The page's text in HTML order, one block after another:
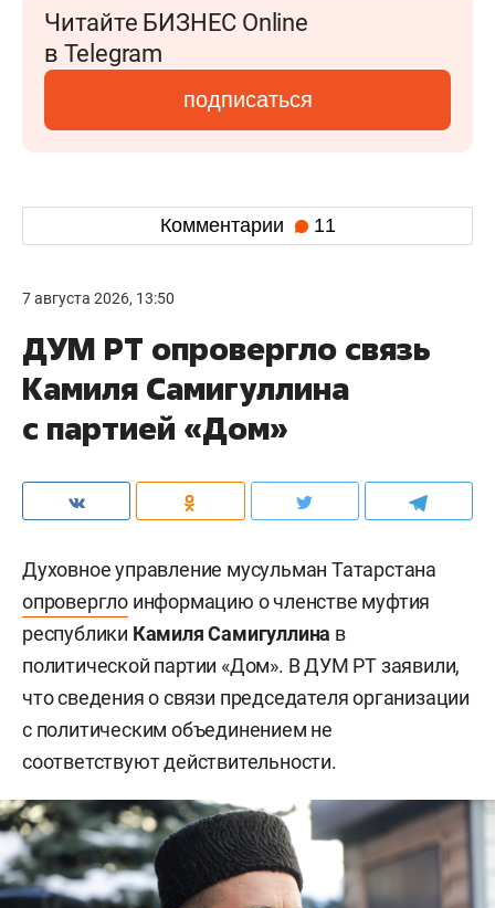
Читайте БИЗНЕС Online
в Telegram
подписаться
Комментарии 11
7 августа 2026, 13:50
ДУМ РТ опровергло связь
Камиля Самигуллина
с партией «Дом»
Духовное управление мусульман Татарстана
опровергло информацию о членстве муфтия
республики Камиля Самигуллина в
политической партии «Дом». В ДУМ РТ заявили,
что сведения о связи председателя организации
с политическим объединением не
соответствуют действительности.